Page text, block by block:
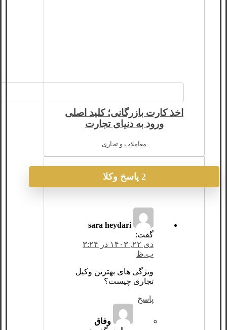
اخذ کارت بازرگانی؛ کلید اصلی
ورود به دنیای تجارت
معاملات و تجاری
2 پاسخ وکلا
sara heydari
گفت:
دی ۲۲, ۱۴۰۳ در ۳:۲۴
ب.ظ
ویژگی‌ های بهترین وکیل
تجاری چیست؟
پاسخ
وفاق